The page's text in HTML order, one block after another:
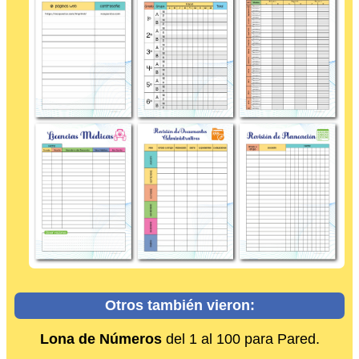
Otros también vieron:
Lona de Númerosdel 1 al 100 para Pared.